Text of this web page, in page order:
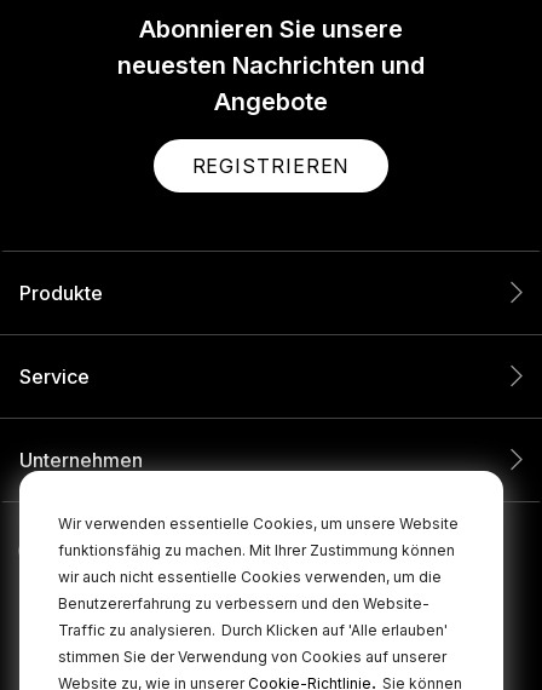
Wir verwenden essentielle Cookies, um unsere Website
funktionsfähig zu machen. Mit Ihrer Zustimmung können
wir auch nicht essentielle Cookies verwenden, um die
Benutzererfahrung zu verbessern und den Website-
Traffic zu analysieren. Durch Klicken auf 'Alle erlauben'
stimmen Sie der Verwendung von Cookies auf unserer
Website zu, wie in unsererCookie-Richtlinie. Sie können
Abonnieren Sie unsere
neuesten Nachrichten und
Angebote
REGISTRIEREN
Produkte
Service
Unternehmen